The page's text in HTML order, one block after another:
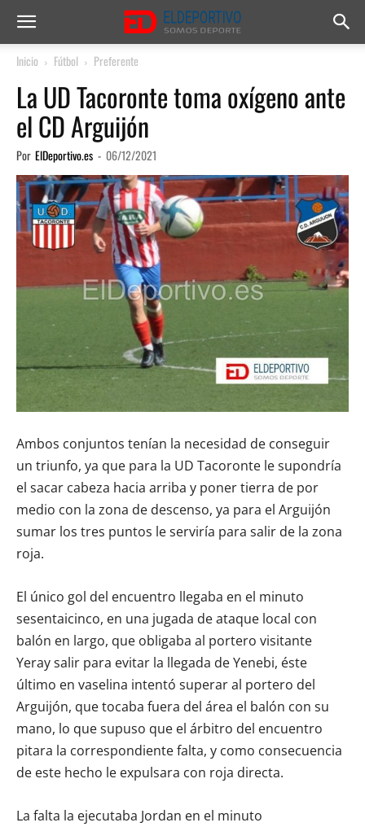
Inicio Fútbol Preferente
La UD Tacoronte toma oxígeno ante
el CD Arguijón
Por ElDeportivo.es - 06/12/2021
Ambos conjuntos tenían la necesidad de conseguir
un triunfo, ya que para la UD Tacoronte le supondría
el sacar cabeza hacia arriba y poner tierra de por
medio con la zona de descenso, ya para el Arguijón
sumar los tres puntos le serviría para salir de la zona
roja.
El único gol del encuentro llegaba en el minuto
sesentaicinco, en una jugada de ataque local con
balón en largo, que obligaba al portero visitante
Yeray salir para evitar la llegada de Yenebi, éste
último en vaselina intentó superar al portero del
Arguijón, que tocaba fuera del área el balón con su
mano, lo que supuso que el árbitro del encuentro
pitara la correspondiente falta, y como consecuencia
de este hecho le expulsara con roja directa.
La falta la ejecutaba Jordan en el minuto